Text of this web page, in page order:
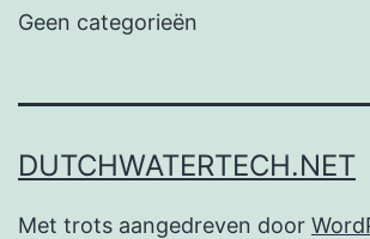
Geen categorieën
DUTCHWATERTECH.NET
Met trots aangedreven door